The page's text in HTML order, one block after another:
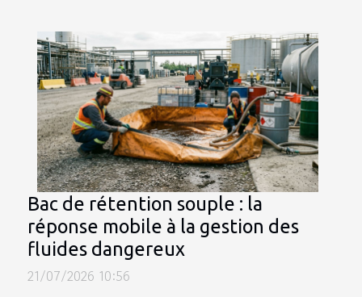
Bac de rétention souple : la
réponse mobile à la gestion des
fluides dangereux
21/07/2026 10:56